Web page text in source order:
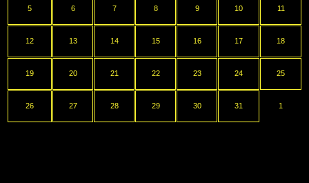
5 6 7 8 9 10 11
12 13 14 15 16 17 18
19 20 21 22 23 24 25
26 27 28 29 30 31 1